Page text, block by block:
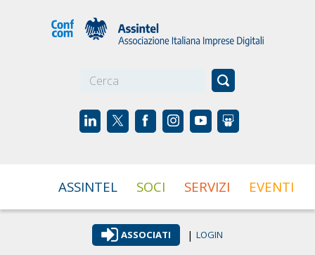
ASSINTEL SOCI SERVIZI EVENTI
ASSOCIATI | LOGIN